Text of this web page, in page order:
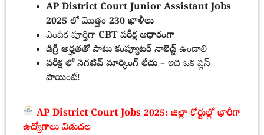
AP District Court Junior Assistant Jobs
2025 లో మొత్తం 230 ఖాళీలు
ఎంపిక పూర్తిగా CBT పరీక్ష ఆధారంగా
డిగ్రీ అర్హతతో పాటు కంప్యూటర్ నాలెడ్జ్ ఉండాలి
పరీక్ష లో నెగటివ్ మార్కింగ్ లేదు – ఇది ఒక ప్లస్
పాయింట్!
AP District Court Jobs 2025: జిల్లా కోర్టుల్లో భారీగా
ఉద్యోగాలు విడుదల